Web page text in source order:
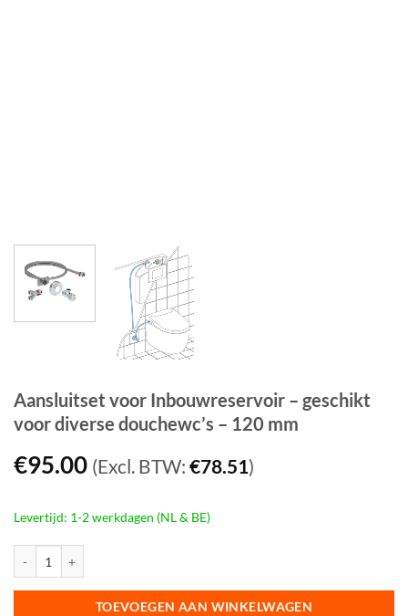
Aansluitset voor Inbouwreservoir – geschikt
voor diverse douchewc’s – 120 mm
€95.00 (Excl. BTW: €78.51)
Levertijd: 1-2 werkdagen (NL & BE)
TOEVOEGEN AAN WINKELWAGEN